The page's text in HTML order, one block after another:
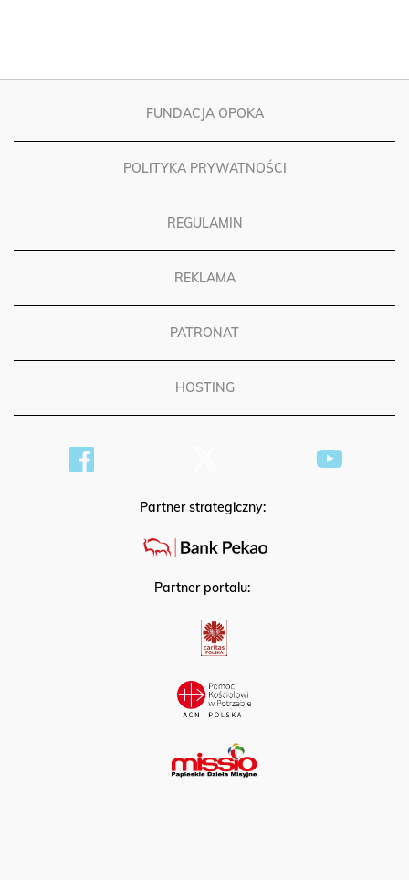
FUNDACJA OPOKA
POLITYKA PRYWATNOŚCI
REGULAMIN
REKLAMA
PATRONAT
HOSTING
Partner strategiczny:
Partner portalu: